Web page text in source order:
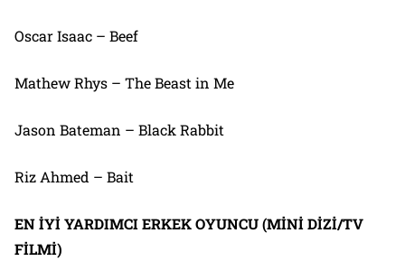
Oscar Isaac – Beef
Mathew Rhys – The Beast in Me
Jason Bateman – Black Rabbit
Riz Ahmed – Bait
EN İYİ YARDIMCI ERKEK OYUNCU (MİNİ DİZİ/TV
FİLMİ)